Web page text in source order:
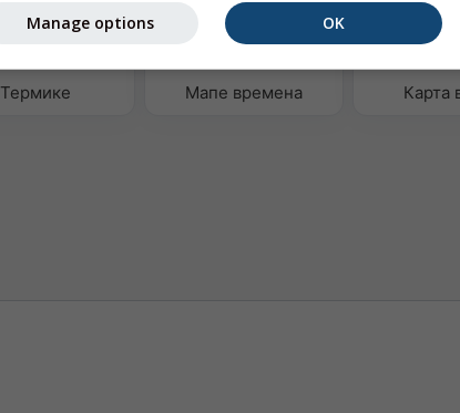
Термике Мапе времена Карта
OK
Manage options